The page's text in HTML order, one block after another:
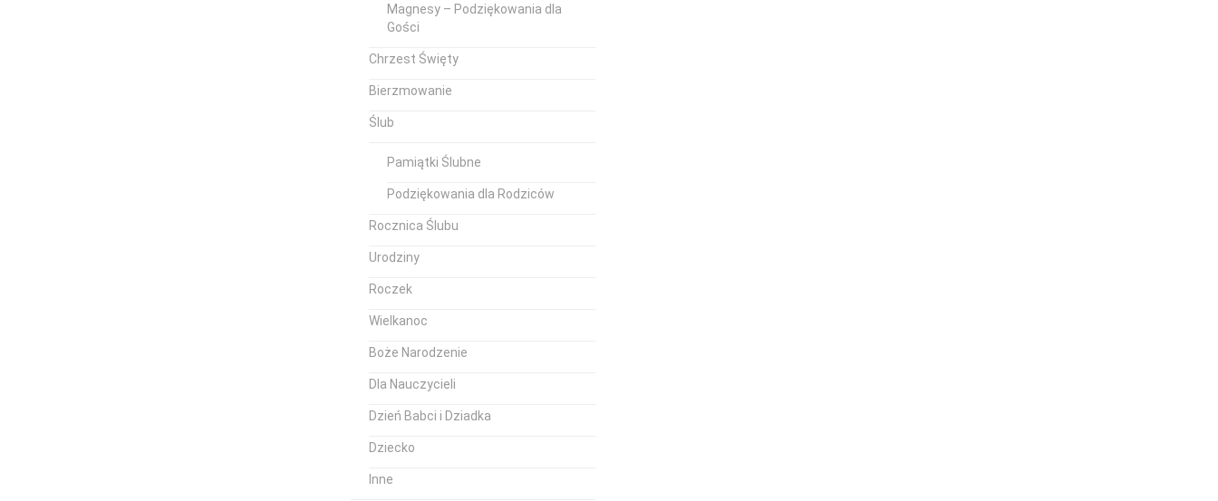
Magnesy – Podziękowania dla
Gości
Chrzest Święty
Bierzmowanie
Ślub
Pamiątki Ślubne
Podziękowania dla Rodziców
Rocznica Ślubu
Urodziny
Roczek
Wielkanoc
Boże Narodzenie
Dla Nauczycieli
Dzień Babci i Dziadka
Dziecko
Inne